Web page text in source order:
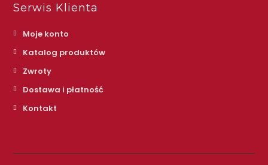
Serwis Klienta
Moje konto
Katalog produktów
Zwroty
Dostawa i płatność
Kontakt